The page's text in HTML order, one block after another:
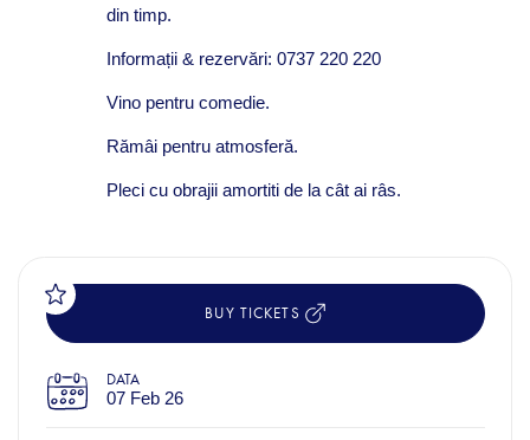
din timp.
Informații & rezervări: 0737 220 220
Vino pentru comedie.
Rămâi pentru atmosferă.
Pleci cu obrajii amortiti de la cât ai râs.
BUY TICKETS
DATA
07 Feb 26